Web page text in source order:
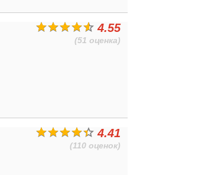
4.55
(51 оценка)
4.41
(110 оценок)